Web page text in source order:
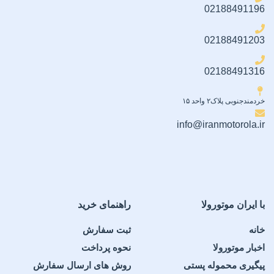
02188491196
02188491203
02188491316
خردمندجنوبی پلاک۲ واحد ۱۵
info@iranmotorola.ir
با ایران موتورولا
خانه
اخبار موتورولا
پیگیری محموله پستی
راهنمای خرید
ثبت سفارش
نحوه پرداخت
روش های ارسال سفارش